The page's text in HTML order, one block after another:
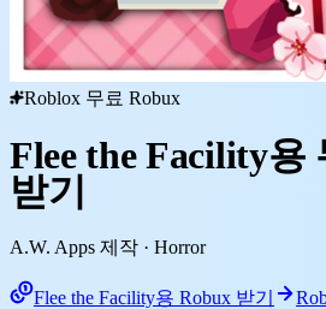
Roblox 무료 Robux
Flee the Facility용
받기
A.W. Apps 제작 · Horror
Flee the Facility용 Robux 받기